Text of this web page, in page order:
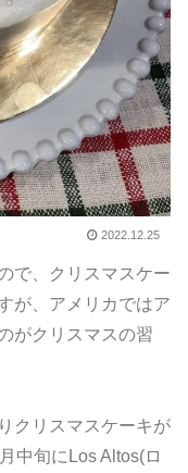
2022.12.25
で、クリスマスケー
が、アメリカではア
がクリスマスの習
クリスマスケーキが
中旬にLos Altos(ロ